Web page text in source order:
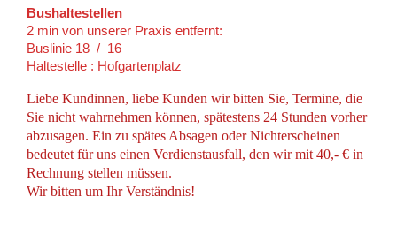
Bushaltestellen
2 min von unserer Praxis entfernt:
Buslinie 18 / 16
Haltestelle : Hofgartenplatz
Liebe Kundinnen, liebe Kunden wir bitten Sie, Termine, die
Sie nicht wahrnehmen können, spätestens 24 Stunden vorher
abzusagen. Ein zu spätes Absagen oder Nichterscheinen
bedeutet für uns einen Verdienstausfall, den wir mit 40,- € in
Rechnung stellen müssen.
Wir bitten um Ihr Verständnis!